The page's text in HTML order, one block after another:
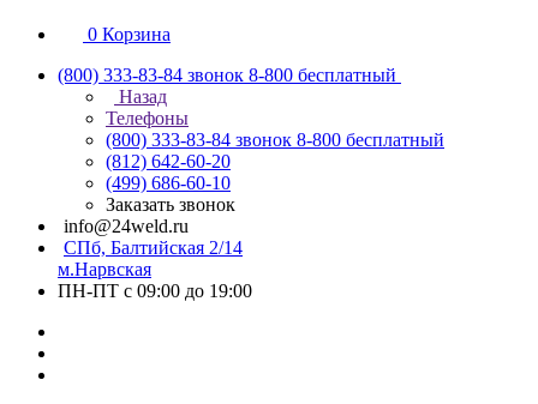
0 Корзина
(800) 333-83-84 звонок 8-800 бесплатный
Назад
Телефоны
(800) 333-83-84 звонок 8-800 бесплатный
(812) 642-60-20
(499) 686-60-10
Заказать звонок
info@24weld.ru
СПб, Балтийская 2/14
м.Нарвская
ПН-ПТ с 09:00 до 19:00